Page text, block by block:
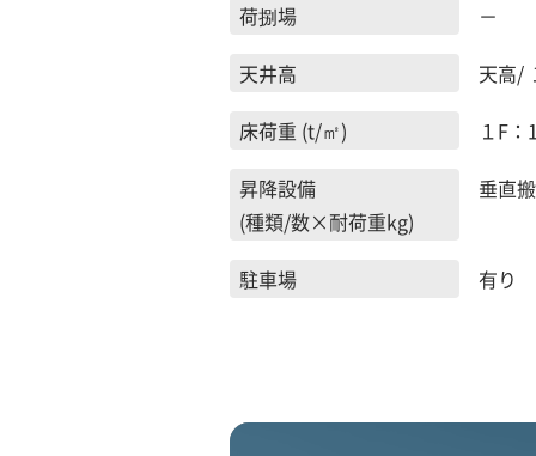
荷捌場
－
天井高
天高/
床荷重 (t/㎡)
１F
昇降設備
(種類/数×耐荷重kg)
垂直
駐車場 有り